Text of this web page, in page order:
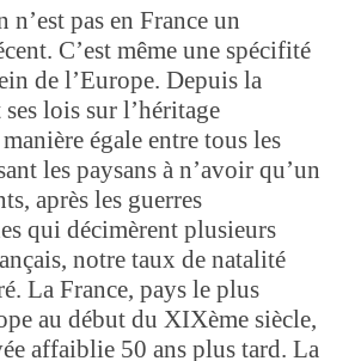
pas en France un
C’est même une spécifité
de l’Europe. Depuis la
lois sur l’héritage
égale entre tous les
les paysans à n’avoir qu’un
après les guerres
qui décimèrent plusieurs
notre taux de natalité
La France, pays le plus
au début du XIXème siècle,
affaiblie 50 ans plus tard. La